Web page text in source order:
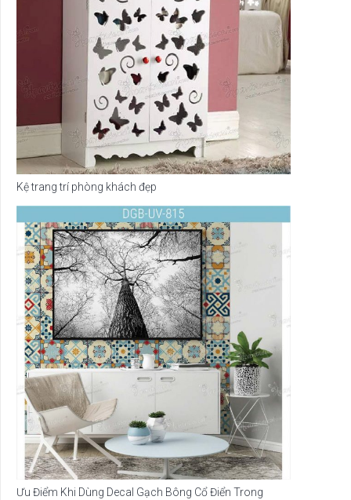
Kệ trang trí phòng khách đẹp
Ưu Điểm Khi Dùng Decal Gạch Bông Cổ Điển Trong